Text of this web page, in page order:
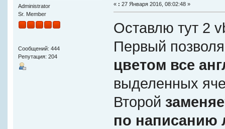
Administrator
Sr. Member
Сообщений: 444
Репутация: 204
« : 27 Января 2016, 08:02:48 »
Оставлю тут 2
Первый
цветом все
выделенных
Второй
по написанию